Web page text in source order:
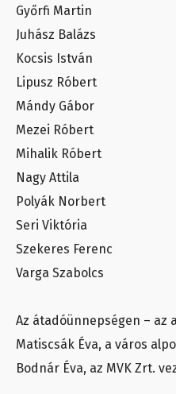
Győrfi Martin
Juhász Balázs
Kocsis István
Lipusz Róbert
Mándy Gábor
Mezei Róbert
Mihalik Róbert
Nagy Attila
Polyák Norbert
Seri Viktória
Szekeres Ferenc
Varga Szabolcs
Az átadóünnepségen –
Matiscsák Éva, a város
Bodnár Éva, az MVK Zrt.